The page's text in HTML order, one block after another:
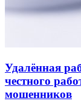
Удалённая
честного
мошенников